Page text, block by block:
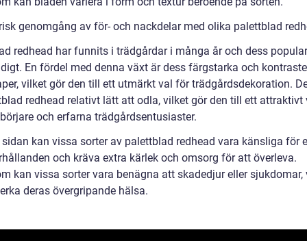
genomgång av för- och nackdelar med olika palettblad
redhead har funnits i trädgårdar i många år och dess
En fördel med denna växt är dess färgstarka och
vilket gör den till ett utmärkt val för trädgårdsdekoration.
redhead relativt lätt att odla, vilket gör den till ett attraktivt
och erfarna trädgårdsentusiaster.
kan vissa sorter av palettblad redhead vara känsliga för
och kräva extra kärlek och omsorg för att överleva.
kan vissa sorter vara benägna att skadedjur eller sjukdomar,
deras övergripande hälsa.